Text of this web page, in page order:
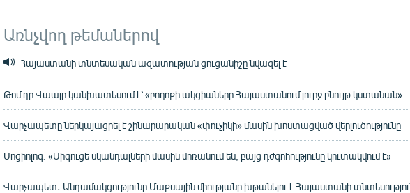
Առնչվող թեմաներով
Հայաստանի տնտեսական ազատության ցուցանիշը նվազել է
Թոմ դը Վաալը կանխատեսում է՝ «բողոքի ակցիաները Հայաստանում լուրջ բնույթ կստանան»
Վարչապետը ներկայացրել է շինարարական «փուչիկի» մասին խոստացված վերլուծությունը
Սոցիոլոգ. «Միգուցե սկանդալների մասին մոռանում են, բայց դժգոհությունը կուտակվում է»
Վարչապետ․ Անդամակցությունը Մաքսային միությանը խթանելու է Հայաստանի